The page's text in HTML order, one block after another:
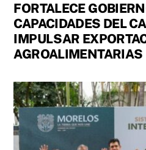
FORTALECE
CAPACIDADES DEL
IMPULSAR
AGROALIMENTARIAS